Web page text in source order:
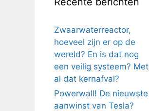
Zwaarwaterreactor,
hoeveel zijn er op de
wereld? En is dat nog
een veilig systeem? Met
al dat kernafval?
Powerwall! De nieuwste
aanwinst van Tesla?